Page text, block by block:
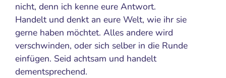
nicht, denn ich kenne eure Antwort.
Handelt und denkt an eure Welt, wie ihr sie
gerne haben möchtet. Alles andere wird
verschwinden, oder sich selber in die Runde
einfügen. Seid achtsam und handelt
dementsprechend.